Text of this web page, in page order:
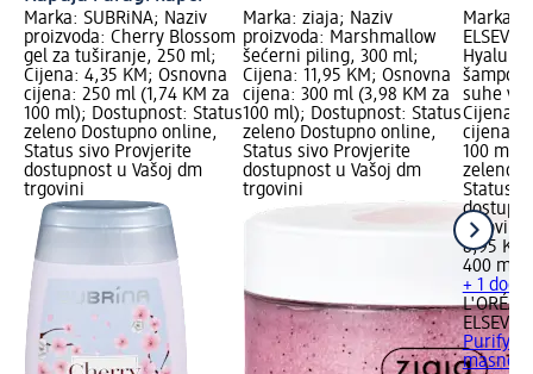
Marka: SUBRiNA; Naziv
proizvoda: Cherry Blossom
gel za tuširanje, 250 ml;
Cijena: 4,35 KM; Osnovna
cijena: 250 ml (1,74 KM za
100 ml); Dostupnost: Status
zeleno Dostupno online,
Status sivo Provjerite
dostupnost u Vašoj dm
trgovini
Marka: ziaja; Naziv
proizvoda: Marshmallow
šećerni piling, 300 ml;
Cijena: 11,95 KM; Osnovna
cijena: 300 ml (3,98 KM za
100 ml); Dostupnost: Status
zeleno Dostupno online,
Status sivo Provjerite
dostupnost u Vašoj dm
trgovini
Marka:
šampon
suhe
Cijena:
cijena:
100 ml);
zeleno
Status
trgovini
8,95 KM
400 ml
+ 1
L'ORÉAL
ELSEVE
masno